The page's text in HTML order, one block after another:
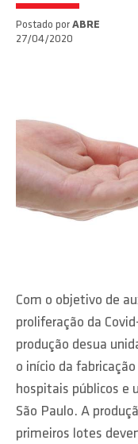
Postado por ABRE
27/04/2020
Com o objetivo de
proliferação da
produção desua
o início da
hospitais públicos e
São Paulo. A
primeiros lotes